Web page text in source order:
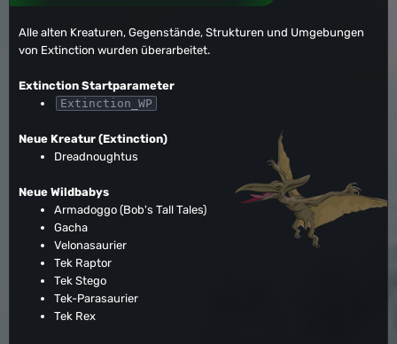
Alle alten Kreaturen, Gegenstände, Strukturen und Umgebungen
von Extinction wurden überarbeitet.
Extinction Startparameter
Extinction_WP
Neue Kreatur (Extinction)
Dreadnoughtus
Neue Wildbabys
Armadoggo (Bob's Tall Tales)
Gacha
Velonasaurier
Tek Raptor
Tek Stego
Tek-Parasaurier
Tek Rex